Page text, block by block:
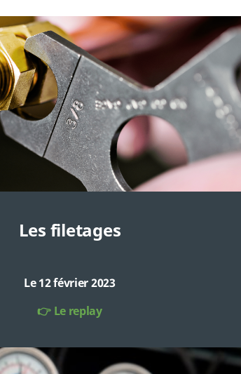
Les filetages
Le 12 février 2023
👉 Le replay